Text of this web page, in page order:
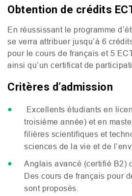
Obtention de crédits
En réussissant le programme
se verra attribuer jusqu’à 6
pour le cours de français et 5
ainsi qu’un certificat de
Critères d’admission
Excellents étudiants en
troisième année) et en
filières scientifiques et
sciences de la vie et de
Anglais avancé (certifié B2)
Des cours de français pour
sont proposés.